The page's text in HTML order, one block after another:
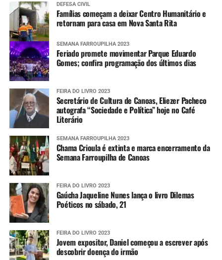
DEFESA CIVIL
Famílias começam a deixar Centro Humanitário e
retornam para casa em Nova Santa Rita
SEMANA FARROUPILHA 2023
Feriado promete movimentar Parque Eduardo
Gomes; confira programação dos últimos dias
FEIRA DO LIVRO 2023
Secretário de Cultura de Canoas, Eliezer Pacheco
autografa “Sociedade e Política” hoje no Café
Literário
SEMANA FARROUPILHA 2023
Chama Crioula é extinta e marca encerramento da
Semana Farroupilha de Canoas
FEIRA DO LIVRO 2023
Gaúcha Jaqueline Nunes lança o livro Dilemas
Poéticos no sábado, 21
FEIRA DO LIVRO 2023
Jovem expositor, Daniel começou a escrever após
descobrir doença do irmão